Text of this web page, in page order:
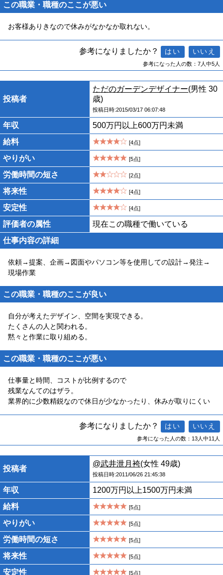
この職業・職種のここが悪い
お客様ありきなので休みがなかなか取れない。
参考になりましたか？
参考になった人の数：7人中5人
投稿者
ただのガーデンデザイナー(男性 30
歳)
投稿日時:2015/03/17 06:07:48
年収
500万円以上600万円未満
給料
[4点]
やりがい [5点]
労働時間の短さ [2点]
将来性 [4点]
安定性 [4点]
評価者の属性
現在この職種で働いている
仕事内容の詳細
依頼→提案、企画→図面やパソコン等を使用しての設計→発注→
現場作業
この職業・職種のここが良い
自分が考えたデザイン、空間を実現できる。
たくさんの人と関われる。
黙々と作業に取り組める。
この職業・職種のここが悪い
仕事量と時間、コストが比例するので
残業なんてのはザラ。
業界的に少数精鋭なので休日が少なかったり、休みが取りにくい
参考になりましたか？
参考になった人の数：13人中11人
投稿者
@武井泄月袴(女性 49歳)
投稿日時:2011/06/26 21:45:38
年収
1200万円以上1500万円未満
給料
[5点]
やりがい [5点]
労働時間の短さ [5点]
将来性 [5点]
安定性 [5点]